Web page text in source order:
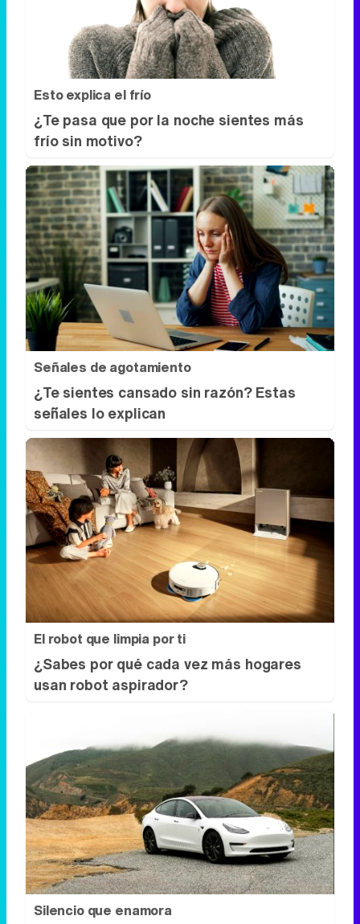
Esto explica el frío
¿Te pasa que por la noche sientes más
frío sin motivo?
Señales de agotamiento
¿Te sientes cansado sin razón? Estas
señales lo explican
El robot que limpia por ti
¿Sabes por qué cada vez más hogares
usan robot aspirador?
Silencio que enamora